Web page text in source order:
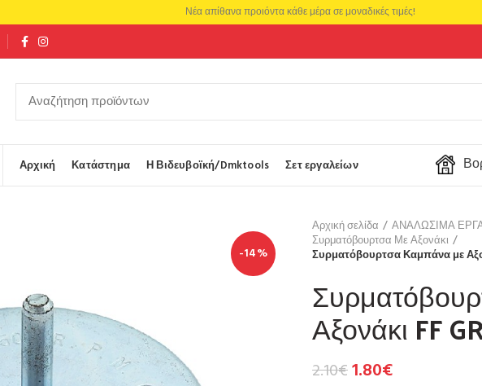
Αρχική Κατάστημα Η Βιδευβοϊκή/Dmktools Σετ εργαλείων
-14%
Αρχική σελίδα
ΑΝΑΛΩΣΙΜΑ
Συρματόβουρτσα Με Αξονάκι
Συρματόβουρτσα Καμπάνα με
Αξονάκι FF
2.10€1.80€
Νέα απίθανα προιόντα κάθε μέρα σε μοναδικές τιμές!